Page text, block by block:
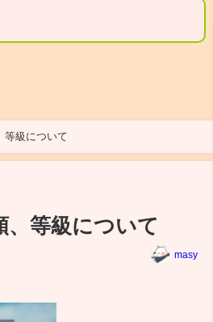
等級について
、等級について
masy